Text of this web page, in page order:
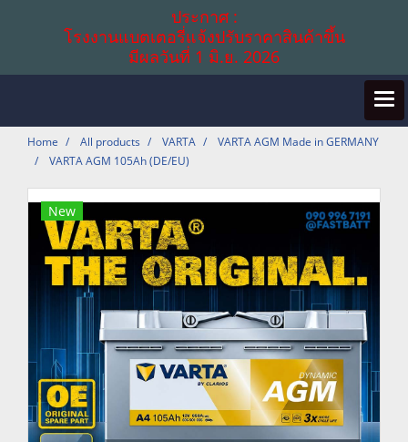
ประกาศ :
โรงงานแบตเตอรี่แจ้งปรับราคาสินค้าขึ้น
มีผลวันที่ 1 มิ.ย. 2026
Home All products VARTA
VARTA AGM Made in GERMANY
VARTA AGM 105Ah (DE/EU)
New